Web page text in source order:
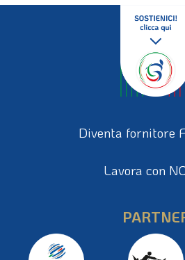
Diventa fornitore
Lavora con